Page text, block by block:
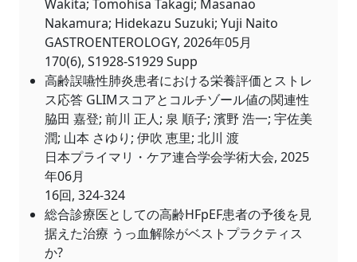
Wakita; Tomohisa Takagi; Masanao
Nakamura; Hidekazu Suzuki; Yuji Naito
GASTROENTEROLOGY, 2026年05月
170(6), S1928-S1929 Supp
高齢誤嚥性肺炎患者における栄養評価とストレ
ス応答 GLIMスコアとコルチゾール値の関連性
脇田 嘉登; 前川 正人; 泉 順子; 濱野 浩一; 宇佐美
潤; 山本 さゆり; 伊吹 恵里; 北川 渡
日本プライマリ・ケア連合学会学術大会, 2025
年06月
16回, 324-324
総合診療医としての高齢HFpEF患者の予後を見
据えた治療 うっ血解除がベストプラクティス
か?